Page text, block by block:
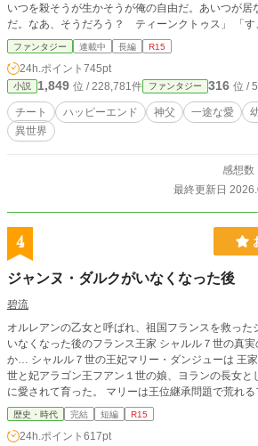
いつを殺そうが生かそうが俺の自由だ。あいつが居
だ。なあ、そうだろう？ ティーンクトゥス」 「す
せんでしたあぁあああああああ！」 これは、馬鹿だけど憎み切れない神様ティ
ーンクトゥスの為に剣と魔法、そして魔獣たちの息
過ぎる男子高校生・水無月真尋が無自覚チートの親
と言いながら好き勝手に生きていく物語。 主人公
けます。話はゆっくり進んでいきます。 ※教会、神父、などが出てきますが実
在するものとは一切関係ありません。 ※対応でき
誤字脱字報告は不要です。 ※無断転載は厳に禁じま
ファンタジー 連載中 長編 R15
24h.ポイント 745pt
小説 1,849 位 / 228,781件 ファンタジー 316 位 /
チート ハッピーエンド 神父 一途な愛
異世界
感想数
最終更新日
4
ジャンヌ・ダルクがいなくなった後
碧流
オルレアンの乙女と呼ばれ、祖国フランスを救った
いなくなった後のフランス王家 シャルル７世の真
か… シャルル７世の王妃マリー・ダンジューは 王家傍系のアンジュー公ルイ２
世と妃アラゴン王フアン１世の娘、ヨランの長女と
に愛されて育った。 マリーは王位継承問題で荒れるフランス王家のため、又従
兄弟となるシャルルと結婚する。それは紛れもない
は初めて会った日から、シャルルを深く愛し、シャ
歴史・時代 完結 短編 R15
24h.ポイント 617pt